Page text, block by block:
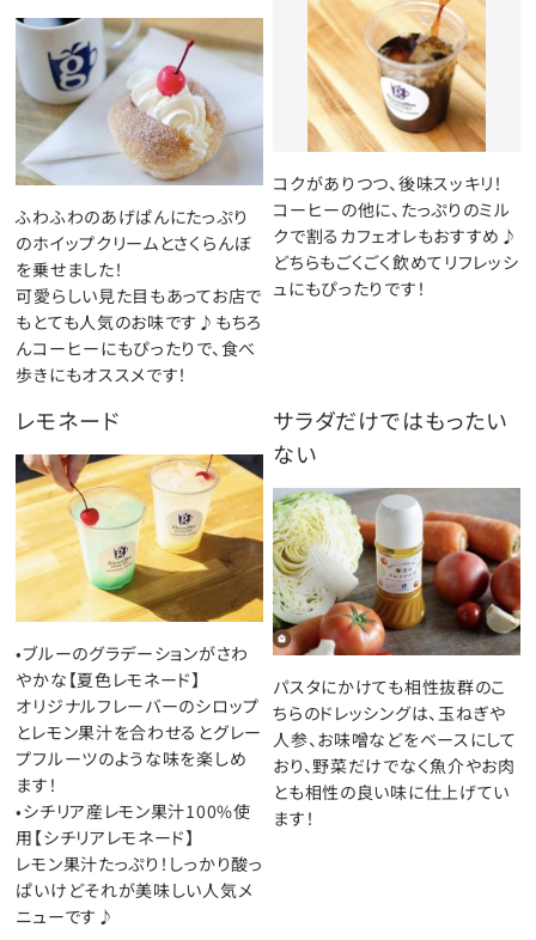
ふわふわのあげぱんにたっぷり
のホイップクリームとさくらんぼ
を乗せました！
可愛らしい見た目もあってお店で
もとても人気のお味です♪もちろ
んコーヒーにもぴったりで、食べ
歩きにもオススメです！
コクがありつつ、後味スッキリ！
コーヒーの他に、たっぷりのミル
クで割るカフェオレもおすすめ♪
どちらもごくごく飲めてリフレッシ
ュにもぴったりです！
レモネード
•ブルーのグラデーションがさわ
やかな【夏色レモネード】
オリジナルフレーバーのシロップ
とレモン果汁を合わせるとグレー
プフルーツのような味を楽しめ
ます！
•シチリア産レモン果汁100%使
用【シチリアレモネード】
レモン果汁たっぷり！しっかり酸っ
ぱいけどそれが美味しい人気メ
ニューです♪
サラダだけではもったい
ない
パスタにかけても相性抜群のこ
ちらのドレッシングは、玉ねぎや
人参、お味噌などをベースにして
おり、野菜だけでなく魚介やお肉
とも相性の良い味に仕上げてい
ます！